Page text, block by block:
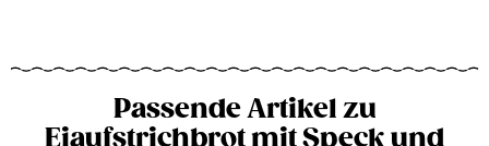
Passende Artikel zu
Eiaufstrichbrot mit Speck und